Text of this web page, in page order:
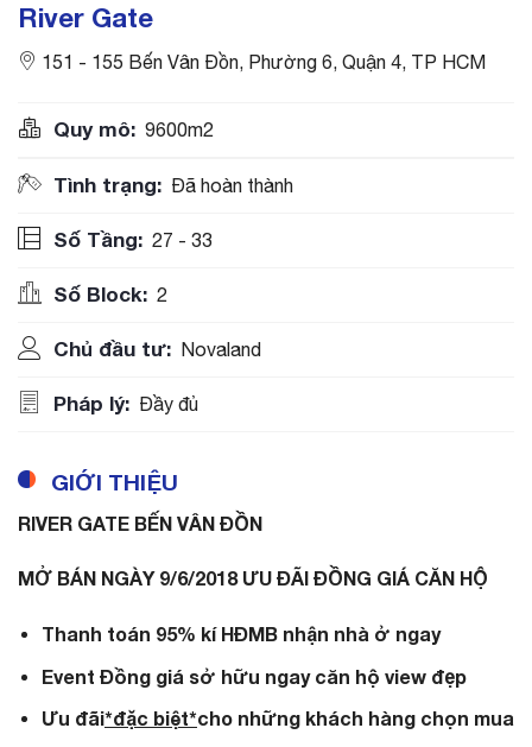
River Gate
151 - 155 Bến Vân Đồn, Phường 6, Quận 4, TP HCM
Quy mô: 9600m2
Tình trạng: Đã hoàn thành
Số Tầng: 27 - 33
Số Block: 2
Chủ đầu tư: Novaland
Pháp lý: Đầy đủ
GIỚI THIỆU
RIVER GATE BẾN VÂN ĐỒN
MỞ BÁN NGÀY 9/6/2018 ƯU ĐÃI ĐỒNG GIÁ CĂN HỘ
Thanh toán 95% kí HĐMB nhận nhà ở ngay
Event Đồng giá sở hữu ngay căn hộ view đẹp
Ưu đãi*đặc biệt*cho những khách hàng chọn mua